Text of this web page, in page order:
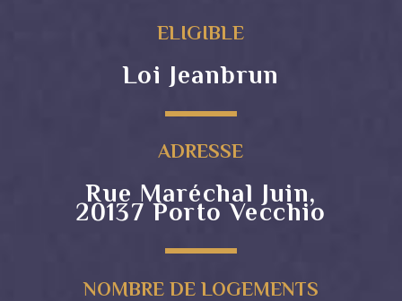
ELIGIBLE
Loi Jeanbrun
ADRESSE
Rue Maréchal Juin,
20137 Porto Vecchio
NOMBRE DE LOGEMENTS